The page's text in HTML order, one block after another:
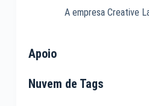
A empresa Creative
Apoio
Nuvem de Tags